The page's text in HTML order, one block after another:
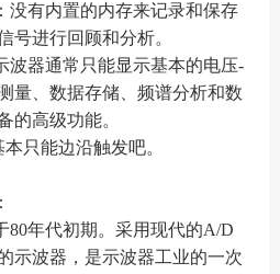
没有内置的内存来记录和保存
号进行回顾和分析。
波器通常只能显示基本的电压-
量、数据存储、频谱分析和数
的高级功能。
只能边沿触发吧。
80年代初期。采用现代的A/D
示波器，是示波器工业的一次